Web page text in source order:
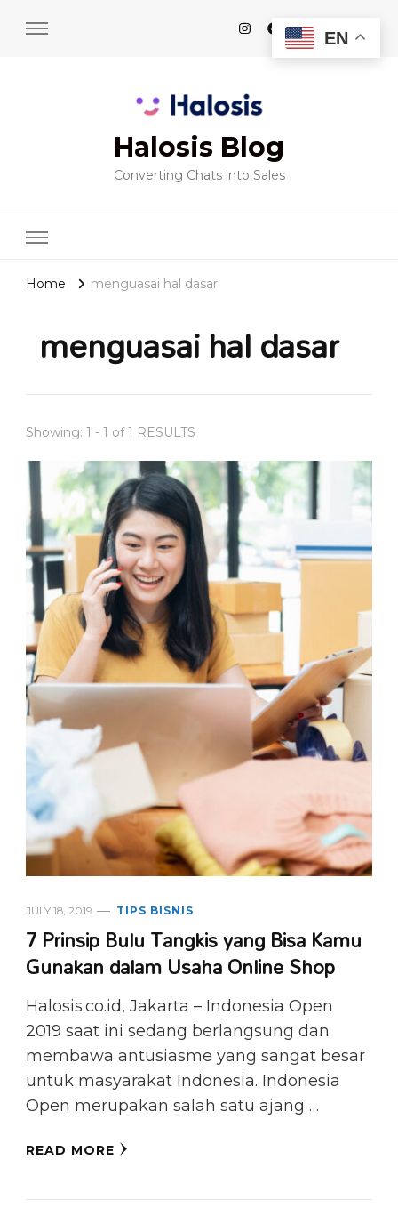
Halosis Blog
Converting Chats into Sales
Home menguasai hal dasar
menguasai hal dasar
Showing: 1 - 1 of 1 RESULTS
JULY 18, 2019 TIPS BISNIS
7 Prinsip Bulu Tangkis yang Bisa Kamu
Gunakan dalam Usaha Online Shop
Halosis.co.id, Jakarta – Indonesia Open
2019 saat ini sedang berlangsung dan
membawa antusiasme yang sangat besar
untuk masyarakat Indonesia. Indonesia
Open merupakan salah satu ajang …
READ MORE
EN